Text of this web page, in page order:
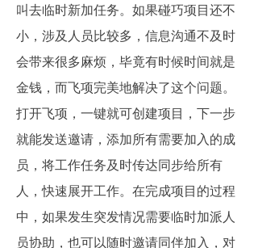
叫去临时新加任务。如果碰巧项目还不
小，涉及人员比较多，信息沟通不及时
会带来很多麻烦，毕竟有时候时间就是
金钱，而飞项完美地解决了这个问题。
打开飞项，一键就可创建项目，下一步
就能发送邀请，添加所有需要加入的成
员，将工作任务及时传达同步给所有
人，快速展开工作。在完成项目的过程
中，如果发生突发情况需要临时加派人
员协助，也可以随时邀请同伴加入，对